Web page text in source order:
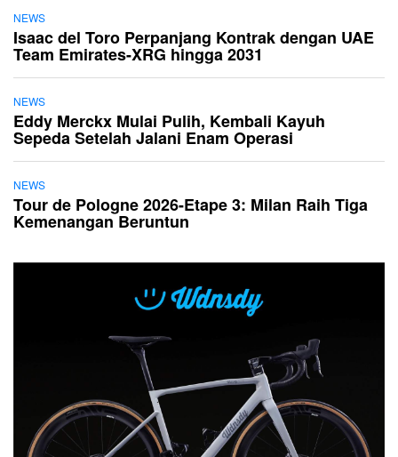
NEWS
Isaac del Toro Perpanjang Kontrak dengan UAE
Team Emirates-XRG hingga 2031
NEWS
Eddy Merckx Mulai Pulih, Kembali Kayuh
Sepeda Setelah Jalani Enam Operasi
NEWS
Tour de Pologne 2026-Etape 3: Milan Raih Tiga
Kemenangan Beruntun